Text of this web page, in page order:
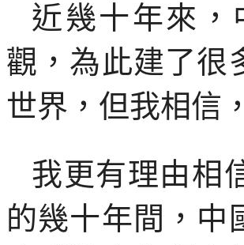
近幾十年來，
觀，為此建了很
世界，但我相信
我更有理由相
的幾十年間，中